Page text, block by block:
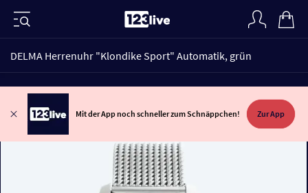
DELMA Herrenuhr "Klondike Sport" Automatik, grün
Mit der App noch schneller zum Schnäppchen! Zur App